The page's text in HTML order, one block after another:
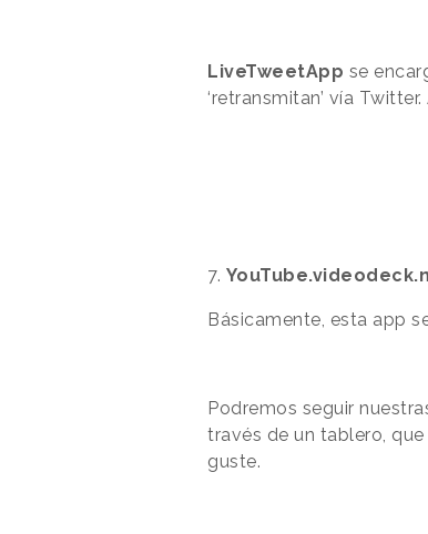
LiveTweetApp se
‘retransmitan’ vía
7.
Básicamente, esta app
Podremos seguir
través de un tablero,
guste.